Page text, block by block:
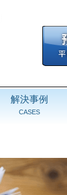
解決事例
CASES